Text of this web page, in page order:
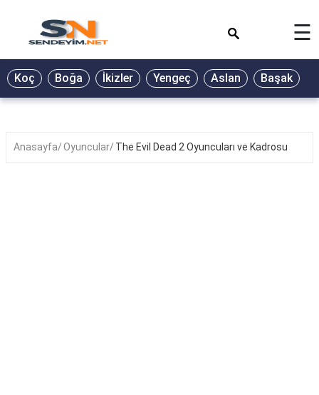
BİYOGRAFİ
GALERİ
☰
Koç Boğa İkizler Yengeç Aslan Başak
Anasayfa Oyuncular The Evil Dead 2 Oyuncuları ve Kadrosu